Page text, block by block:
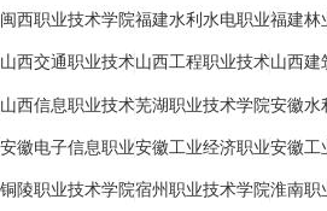
闽西职业技术学院福建水利水电职业
技术学院
福建林
山西交通职业技术
学院
山西工程职业技术
学院
山西建
山西信息职业技术
学院
芜湖职业技术学院安徽水
技
安徽电子信息职业
技术学院
安徽工业经济职业
技术学院
安徽工
铜陵职业技术学院宿州职业技术学院淮南职